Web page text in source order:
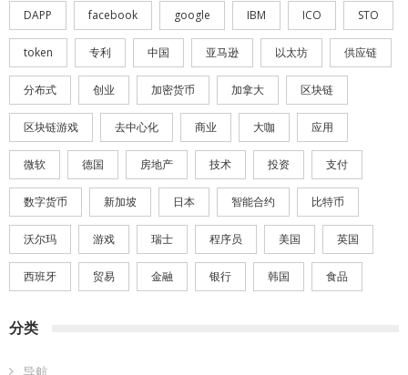
DAPP facebook google IBM ICO STO
token 专利 中国 亚马逊 以太坊 供应链
分布式 创业 加密货币 加拿大 区块链
区块链游戏 去中心化 商业 大咖 应用
微软 德国 房地产 技术 投资 支付
数字货币 新加坡 日本 智能合约 比特币
沃尔玛 游戏 瑞士 程序员 美国 英国
西班牙 贸易 金融 银行 韩国 食品
分类